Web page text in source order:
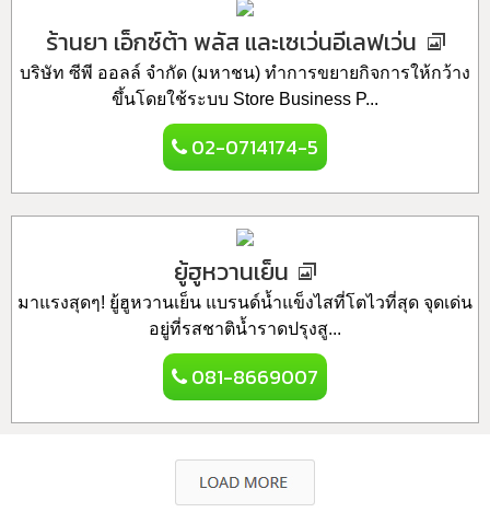
ร้านยา เอ็กซ์ต้า พลัส และเซเว่นอีเลฟเว่น
บริษัท ซีพี ออลล์ จำกัด (มหาชน) ทำการขยายกิจการให้กว้าง
ขึ้นโดยใช้ระบบ Store Business P...
02-0714174-5
ยู้ฮูหวานเย็น
มาแรงสุดๆ! ยู้ฮูหวานเย็น แบรนด์น้ำแข็งไสที่โตไวที่สุด จุดเด่น
อยู่ที่รสชาติน้ำราดปรุงสู...
081-8669007